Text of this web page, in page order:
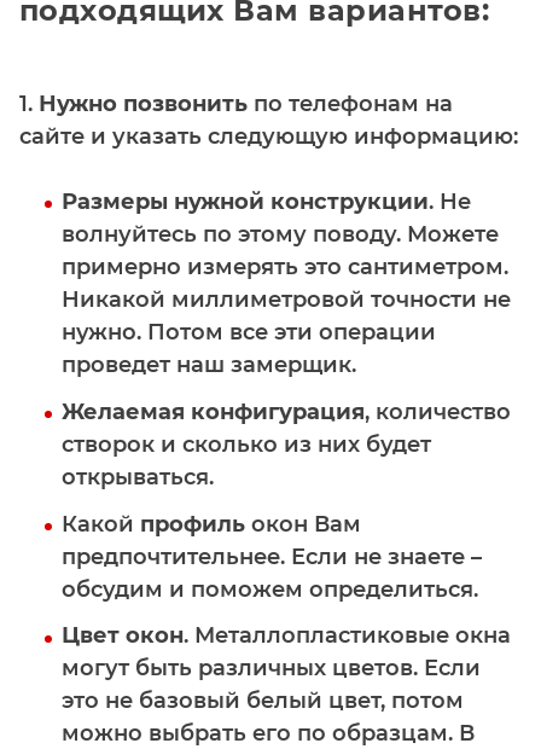
подходящих Вам вариантов:
1. Нужно позвонить по телефонам на
сайте и указать следующую информацию:
Размеры нужной конструкции. Не
волнуйтесь по этому поводу. Можете
примерно измерять это сантиметром.
Никакой миллиметровой точности не
нужно. Потом все эти операции
проведет наш замерщик.
Желаемая конфигурация, количество
створок и сколько из них будет
открываться.
Какой профиль окон Вам
предпочтительнее. Если не знаете –
обсудим и поможем определиться.
Цвет окон. Металлопластиковые окна
могут быть различных цветов. Если
это не базовый белый цвет, потом
можно выбрать его по образцам. В